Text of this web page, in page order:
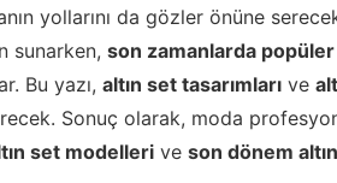
yollarını da gözler önüne
sunarken, son zamanlarda
Bu yazı, altın set tasarımları ve
Sonuç olarak, moda
set modelleri ve son dönem